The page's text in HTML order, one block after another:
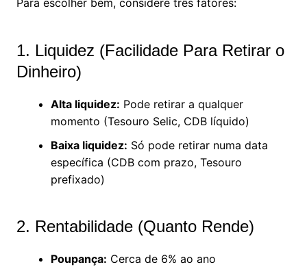
Para escolher bem, considere três fatores:
1. Liquidez (Facilidade Para Retirar o
Dinheiro)
Alta liquidez: Pode retirar a qualquer
momento (Tesouro Selic, CDB líquido)
Baixa liquidez: Só pode retirar numa data
específica (CDB com prazo, Tesouro
prefixado)
2. Rentabilidade (Quanto Rende)
Poupança: Cerca de 6% ao ano